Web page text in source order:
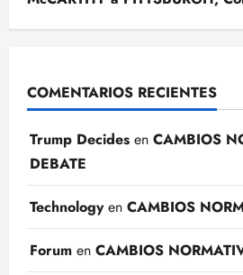
COMENTARIOS RECIENTES
Trump Decides en CAMBIOS
DEBATE
Technologyen CAMBIOS
Forum en CAMBIOS